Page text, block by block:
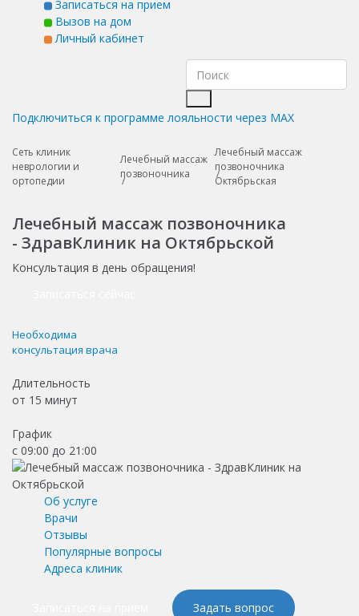
Записаться на прием
Вызов на дом
Личный кабинет
Подключиться к программе лояльности через MAX
Сеть клиник
неврологии и
ортопедии
Лечебный массаж
позвоночника
Лечебный массаж
позвоночника
Октябрьская
Лечебный массаж позвоночника
- ЗдравКлиник на Октябрьской
Консультация в день обращения!
Необходима
консультация врача
Длительность
от 15 минут
График
с 09:00 до 21:00
Об услуге
Врачи
Отзывы
Популярные вопросы
Адреса клиник
Задать вопрос